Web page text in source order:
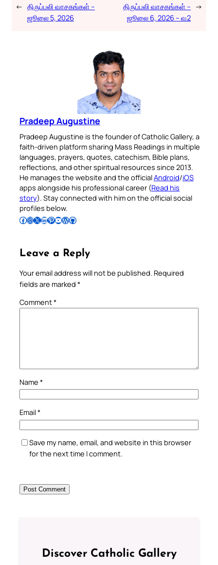
← திருப்பலி வாசகங்கள் –
ஜூலை 5, 2026
திருப்பலி வாசகங்கள் –
ஜூலை 6, 2026 – வ2
→
Pradeep Augustine
Pradeep Augustine is the founder of Catholic Gallery, a
faith-driven platform sharing Mass Readings in multiple
languages, prayers, quotes, catechism, Bible plans,
reflections, and other spiritual resources since 2013.
He manages the website and the officialAndroid/iOS
apps alongside his professional career (Read his
story). Stay connected with him on the official social
profiles below.
Follow Pradeep on Facebook Follow Pradeep on InstagramFollow Pradeep on X Follow Pradeep on LinkedIn Follow Pradeep on Pinterest Subscribe to Pradeep’s Youtube Channel Follow Pradeep on WordPress Follow Pradeep on GitHub
Leave a Reply
Your email address will not be published. Required
fields are marked *
Comment*
Name *
Email*
Save my name, email, and website in this browser
for the next time I comment.
Discover Catholic Gallery